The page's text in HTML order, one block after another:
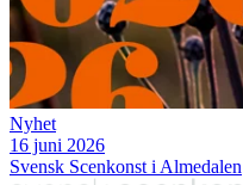
Nyhet
16 juni 2026
Svensk Scenkonst i Almedalen